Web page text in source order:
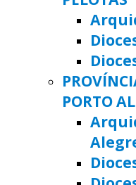
PORTO